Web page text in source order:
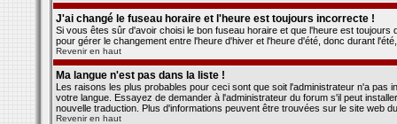
J'ai changé le fuseau horaire et l'heure est toujours incorrecte !
Si vous êtes sûr d'avoir choisi le bon fuseau horaire et que l'heure est
pour gérer le changement entre l'heure d'hiver et l'heure d'été, donc durant
Revenir en haut
Ma langue n'est pas dans la liste !
Les raisons les plus probables pour ceci sont que soit l'administrateur n'a
votre langue. Essayez de demander à l'administrateur du forum s'il peut
nouvelle traduction. Plus d'informations peuvent être trouvées sur le site web
Revenir en haut